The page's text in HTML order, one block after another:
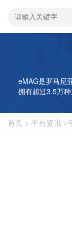
eMAG是罗马尼
拥有超过3.5万
销售额约为2.6
售平台已向中欧
场，是罗
首页 > 平台资讯 >